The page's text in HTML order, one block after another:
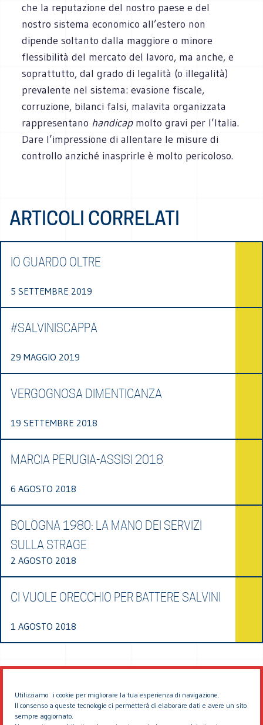
Utilizziamo i cookie per migliorare la tua esperienza di navigazione.
Il consenso a queste tecnologie ci permetterà di elaborare dati e avere un sito
sempre aggiornato.
che la reputazione del nostro paese e del
nostro sistema economico all’estero non
dipende soltanto dalla maggiore o minore
flessibilità del mercato del lavoro, ma anche, e
soprattutto, dal grado di legalità (o illegalità)
prevalente nel sistema: evasione fiscale,
corruzione, bilanci falsi, malavita organizzata
rappresentano handicapmolto gravi per l’Italia.
Dare l’impressione di allentare le misure di
controllo anziché inasprirle è molto pericoloso.
ARTICOLI CORRELATI
IO GUARDO OLTRE
5 SETTEMBRE 2019
#SALVINISCAPPA
29 MAGGIO 2019
VERGOGNOSA DIMENTICANZA
19 SETTEMBRE 2018
MARCIA PERUGIA-ASSISI 2018
6 AGOSTO 2018
BOLOGNA 1980: LA MANO DEI SERVIZI
SULLA STRAGE
2 AGOSTO 2018
CI VUOLE ORECCHIO PER BATTERE SALVINI
1 AGOSTO 2018